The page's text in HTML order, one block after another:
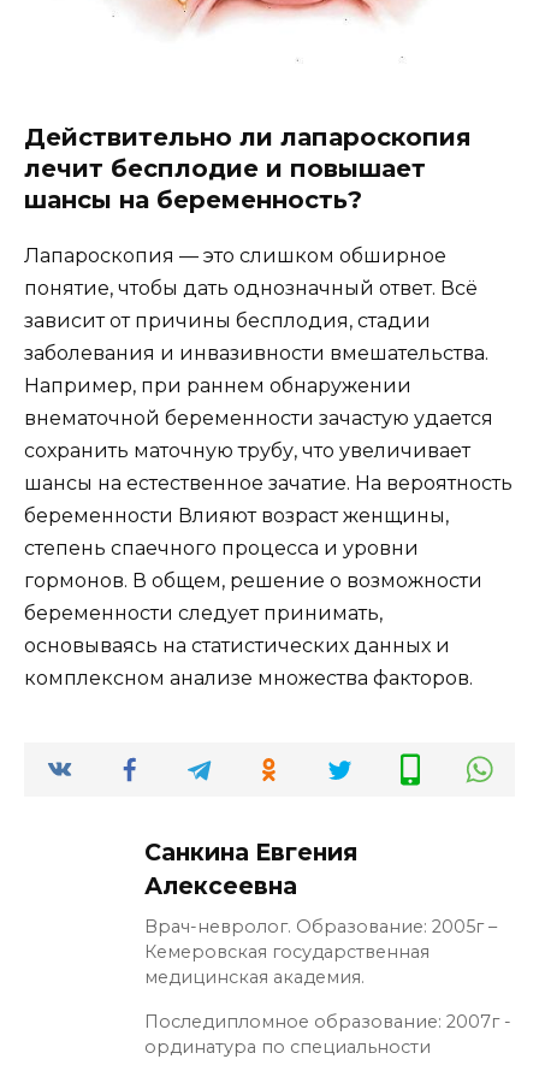
Действительно ли лапароскопия
лечит бесплодие и повышает
шансы на беременность?
Лапароскопия — это слишком обширное
понятие, чтобы дать однозначный ответ. Всё
зависит от причины бесплодия, стадии
заболевания и инвазивности вмешательства.
Например, при раннем обнаружении
внематочной беременности зачастую удается
сохранить маточную трубу, что увеличивает
шансы на естественное зачатие. На вероятность
беременности Влияют возраст женщины,
степень спаечного процесса и уровни
гормонов. В общем, решение о возможности
беременности следует принимать,
основываясь на статистических данных и
комплексном анализе множества факторов.
Санкина Евгения
Алексеевна
Врач-невролог. Образование: 2005г –
Кемеровская государственная
медицинская академия.
Последипломное образование: 2007г -
ординатура по специальности